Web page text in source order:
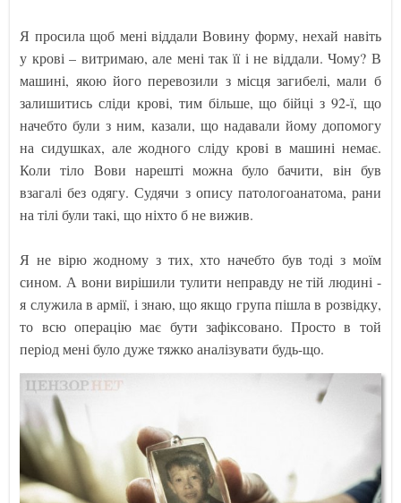
Я просила щоб мені віддали Вовину форму, нехай навіть
у крові – витримаю, але мені так її і не віддали. Чому? В
машині, якою його перевозили з місця загибелі, мали б
залишитись сліди крові, тим більше, що бійці з 92-ї, що
начебто були з ним, казали, що надавали йому допомогу
на сидушках, але жодного сліду крові в машині немає.
Коли тіло Вови нарешті можна було бачити, він був
взагалі без одягу. Судячи з опису патологоанатома, рани
на тілі були такі, що ніхто б не вижив.
Я не вірю жодному з тих, хто начебто був тоді з моїм
сином. А вони вирішили тулити неправду не тій людині -
я служила в армії, і знаю, що якщо група пішла в розвідку,
то всю операцію має бути зафіксовано. Просто в той
період мені було дуже тяжко аналізувати будь-що.